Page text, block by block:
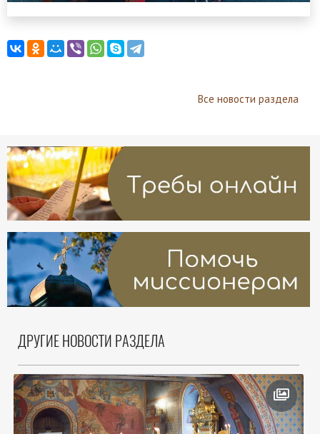
Все новости раздела
ДРУГИЕ НОВОСТИ РАЗДЕЛА